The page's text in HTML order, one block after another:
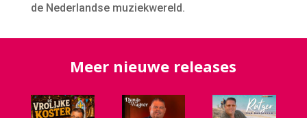
de Nederlandse muziekwereld.
Meer nieuwe releases